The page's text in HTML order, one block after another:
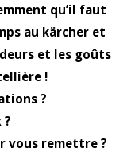
qu’il faut
au kärcher et
et les goûts
!
?
?
vous remettre ?